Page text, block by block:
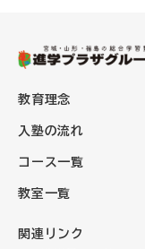
教育理念
入塾の流れ
コース一覧
教室一覧
関連リンク